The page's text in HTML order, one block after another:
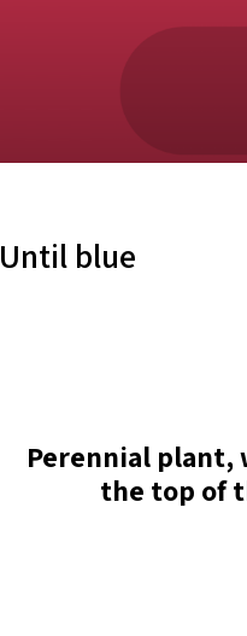
Until blue
Perennial plant,
the top of